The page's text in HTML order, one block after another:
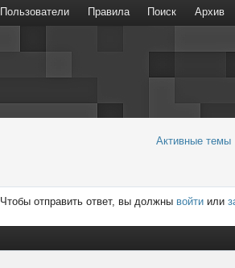
Пользователи Правила Поиск Архив
Активные темы
Чтобы отправить ответ, вы должны войти или